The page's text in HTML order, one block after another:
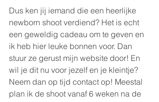
Dus ken jij iemand die een heerlijke
newborn shoot verdiend? Het is echt
een geweldig cadeau om te geven en
ik heb hier leuke bonnen voor. Dan
stuur ze gerust mijn website door! En
wil je dit nu voor jezelf en je kleintje?
Neem dan op tijd contact op! Meestal
plan ik de shoot vanaf 6 weken na de